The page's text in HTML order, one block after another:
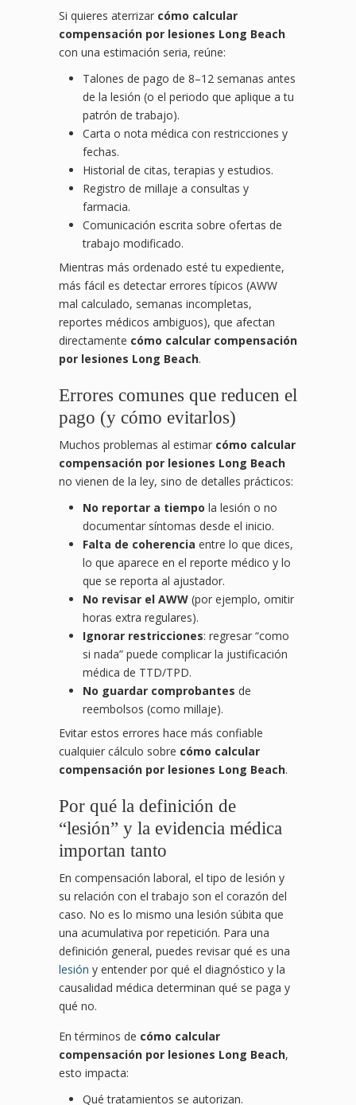
Si quieres aterrizar cómo calcular
compensación por lesiones Long Beach
con una estimación seria, reúne:
Talones de pago de 8–12 semanas antes
de la lesión (o el periodo que aplique a tu
patrón de trabajo).
Carta o nota médica con restricciones y
fechas.
Historial de citas, terapias y estudios.
Registro de millaje a consultas y
farmacia.
Comunicación escrita sobre ofertas de
trabajo modificado.
Mientras más ordenado esté tu expediente,
más fácil es detectar errores típicos (AWW
mal calculado, semanas incompletas,
reportes médicos ambiguos), que afectan
directamente cómo calcular compensación
por lesiones Long Beach.
Errores comunes que reducen el
pago (y cómo evitarlos)
Muchos problemas al estimar cómo calcular
compensación por lesiones Long Beach
no vienen de la ley, sino de detalles prácticos:
No reportar a tiempo la lesión o no
documentar síntomas desde el inicio.
Falta de coherencia entre lo que dices,
lo que aparece en el reporte médico y lo
que se reporta al ajustador.
No revisar el AWW (por ejemplo, omitir
horas extra regulares).
Ignorar restricciones: regresar “como
si nada” puede complicar la justificación
médica de TTD/TPD.
No guardar comprobantes de
reembolsos (como millaje).
Evitar estos errores hace más confiable
cualquier cálculo sobre cómo calcular
compensación por lesiones Long Beach.
Por qué la definición de
“lesión” y la evidencia médica
importan tanto
En compensación laboral, el tipo de lesión y
su relación con el trabajo son el corazón del
caso. No es lo mismo una lesión súbita que
una acumulativa por repetición. Para una
definición general, puedes revisar qué es una
lesión y entender por qué el diagnóstico y la
causalidad médica determinan qué se paga y
qué no.
En términos de cómo calcular
compensación por lesiones Long Beach,
esto impacta:
Qué tratamientos se autorizan.